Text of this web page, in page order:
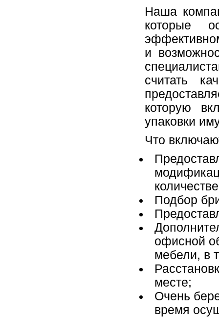
Наша
которые
и
считать
которую
упаковки
Что
Подбор
офисной
мебели, в
месте;
Очень
время